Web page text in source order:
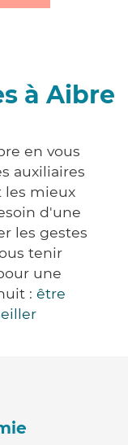
à Aibre
en vous
auxiliaires
les mieux
d'une
les gestes
tenir
une
: être